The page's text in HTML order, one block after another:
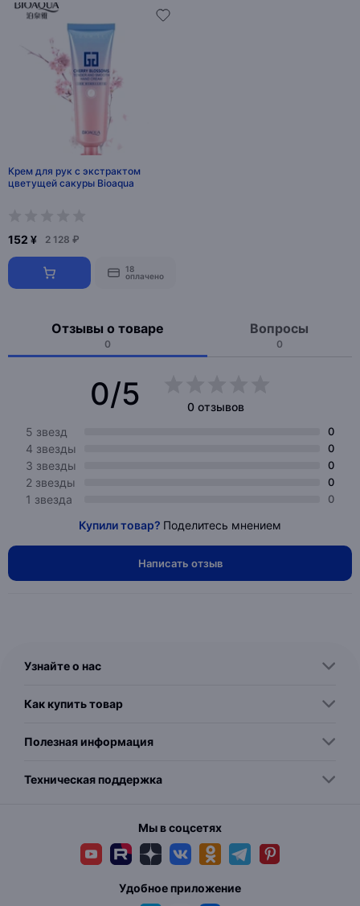
Крем для рук с экстрактом
цветущей сакуры Bioaqua
152 ¥ 2 128 ₽
18
оплачено
Отзывы о товаре
0
Вопросы
0
0/5
0 отзывов
5 звезд
0
4 звезды 0
3 звезды 0
2 звезды 0
1 звезда 0
Купили товар? Поделитесь мнением
Написать отзыв
Узнайте о нас
Как купить товар
Полезная информация
Техническая поддержка
Мы в соцсетях
Удобное приложение